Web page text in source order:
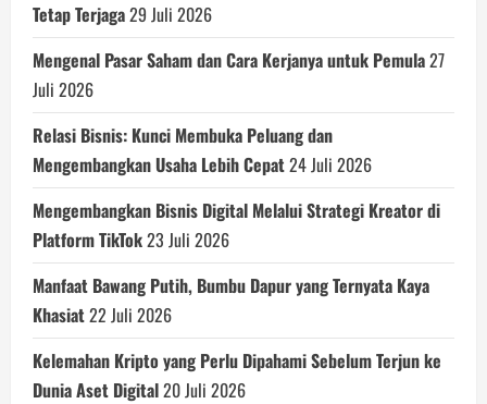
Tetap Terjaga29 Juli 2026
Mengenal Pasar Saham dan Cara Kerjanya untuk Pemula27
Juli 2026
Relasi Bisnis: Kunci Membuka Peluang dan
Mengembangkan Usaha Lebih Cepat24 Juli 2026
Mengembangkan Bisnis Digital Melalui Strategi Kreator di
Platform TikTok23 Juli 2026
Manfaat Bawang Putih, Bumbu Dapur yang Ternyata Kaya
Khasiat22 Juli 2026
Kelemahan Kripto yang Perlu Dipahami Sebelum Terjun ke
Dunia Aset Digital20 Juli 2026